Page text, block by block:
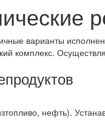
варианты
комплекс.
нефть).